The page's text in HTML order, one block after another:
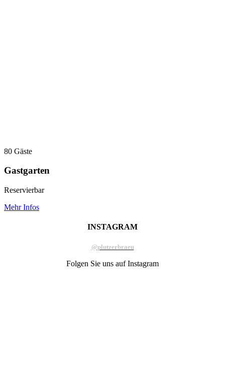
80 Gäste
Gastgarten
Reservierbar
Mehr Infos
INSTAGRAM
@plutzerbraeu
Folgen Sie uns auf Instagram